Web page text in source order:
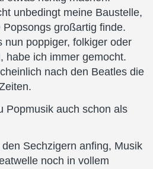
unbedingt meine Baustelle,
großartig finde.
nun poppiger, folkiger oder
habe ich immer gemocht.
nach den Beatles die
Popmusik auch schon als
Sechzigern anfing, Musik
noch in vollem